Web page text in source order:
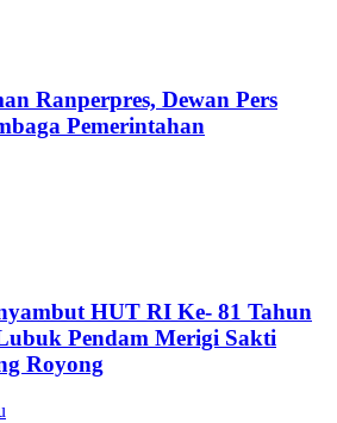
Ranperpres, Dewan Pers
Pemerintahan
HUT RI Ke- 81 Tahun
Pendam Merigi Sakti
Royong